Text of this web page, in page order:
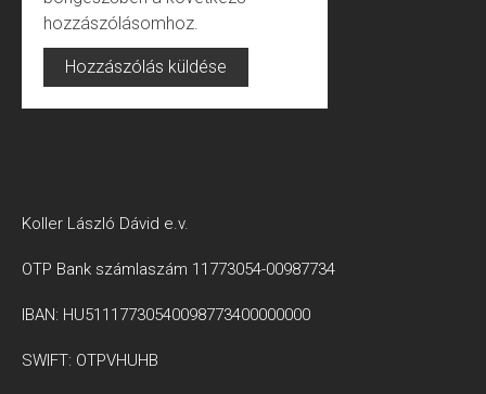
hozzászólásomhoz.
Koller László Dávid e.v.
OTP Bank számlaszám 11773054-00987734
IBAN: HU51117730540098773400000000
SWIFT: OTPVHUHB